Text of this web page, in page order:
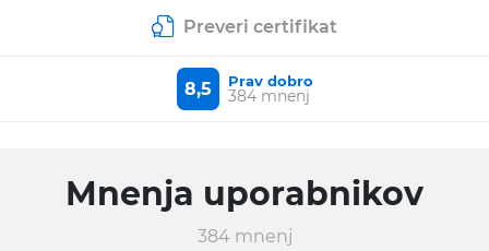
Preveri certifikat
8,5 Prav dobro
384 mnenj
Mnenja uporabnikov
384 mnenj